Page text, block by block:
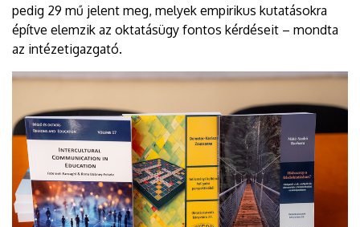
pedig 29 mű jelent meg, melyek empirikus kutatásokra
építve elemzik az oktatásügy fontos kérdéseit – mondta
az intézetigazgató.